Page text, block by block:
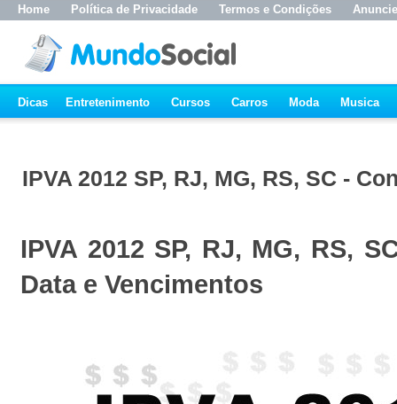
Home Política de Privacidade Termos e Condições Anuncie
Dicas Entretenimento Cursos Carros Moda Musica
IPVA 2012 SP, RJ, MG, RS, SC -
IPVA 2012 SP, RJ, MG, RS,
Data e Vencimentos